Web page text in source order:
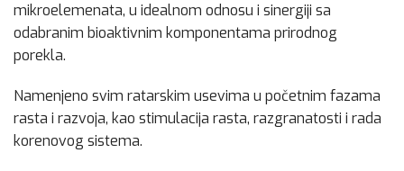
mikroelemenata, u idealnom odnosu i sinergiji sa
odabranim bioaktivnim komponentama prirodnog
porekla.
Namenjeno svim ratarskim usevima u početnim fazama
rasta i razvoja, kao stimulacija rasta, razgranatosti i rada
korenovog sistema.